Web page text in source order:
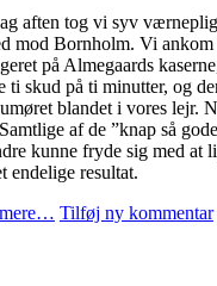
aften tog vi syv
mod Bornholm. Vi
på Almegaards
ti skud på ti minutter, og
blandet i vores lejr.
af de ”knap så
kunne fryde sig med at
endelige resultat.
Tilføj ny kommentar